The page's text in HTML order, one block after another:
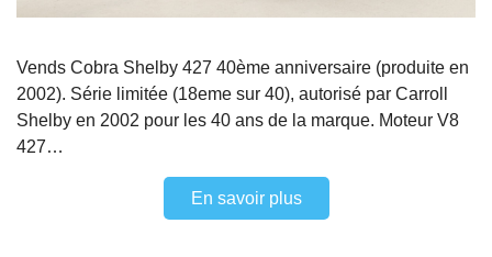
Vends Cobra Shelby 427 40ème anniversaire (produite en
2002). Série limitée (18eme sur 40), autorisé par Carroll
Shelby en 2002 pour les 40 ans de la marque. Moteur V8
427…
En savoir plus